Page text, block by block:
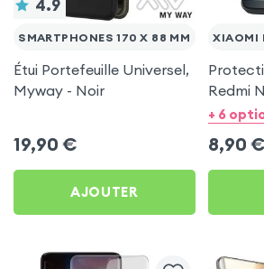
4.9
SMARTPHONES 170 X 88 MM
Étui Portefeuille Universel,
Myway - Noir
19,90 €
AJOUTER
Redmi
+ 6
8,90 €